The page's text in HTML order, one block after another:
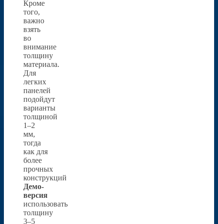
Кроме
того,
важно
взять
во
внимание
толщину
материала.
Для
легких
панелей
подойдут
варианты
толщиной
1–2
мм,
тогда
как для
более
прочных
конструкций
Демо-
версия
использовать
толщину
3–5